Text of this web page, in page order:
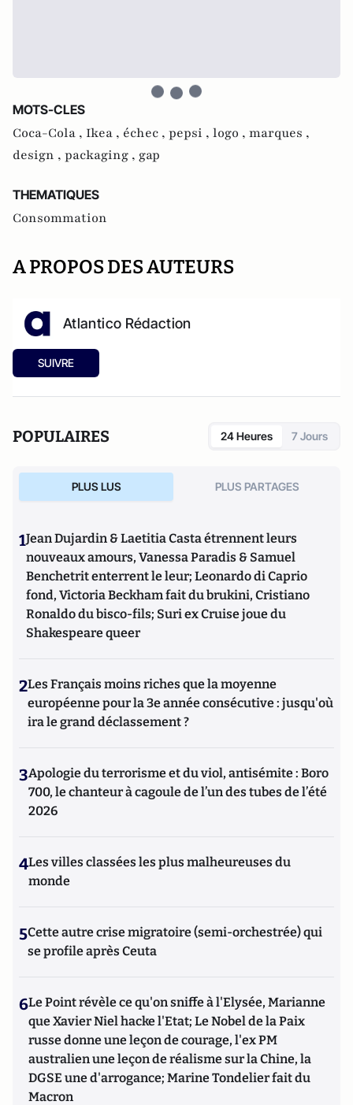
MOTS-CLES
Coca-Cola , Ikea , échec , pepsi , logo , marques ,
design , packaging , gap
THEMATIQUES
Consommation
A PROPOS DES AUTEURS
Atlantico Rédaction
SUIVRE
POPULAIRES 24 Heures 7 Jours
PLUS LUS PLUS PARTAGES
1Jean Dujardin & Laetitia Casta étrennent leurs
nouveaux amours, Vanessa Paradis & Samuel
Benchetrit enterrent le leur; Leonardo di Caprio
fond, Victoria Beckham fait du brukini, Cristiano
Ronaldo du bisco-fils; Suri ex Cruise joue du
Shakespeare queer
2Les Français moins riches que la moyenne
européenne pour la 3e année consécutive : jusqu'où
ira le grand déclassement ?
3Apologie du terrorisme et du viol, antisémite : Boro
700, le chanteur à cagoule de l’un des tubes de l’été
2026
4Les villes classées les plus malheureuses du
monde
5Cette autre crise migratoire (semi-orchestrée) qui
se profile après Ceuta
6Le Point révèle ce qu'on sniffe à l'Elysée, Marianne
que Xavier Niel hacke l'Etat; Le Nobel de la Paix
russe donne une leçon de courage, l'ex PM
australien une leçon de réalisme sur la Chine, la
DGSE une d'arrogance; Marine Tondelier fait du
Macron